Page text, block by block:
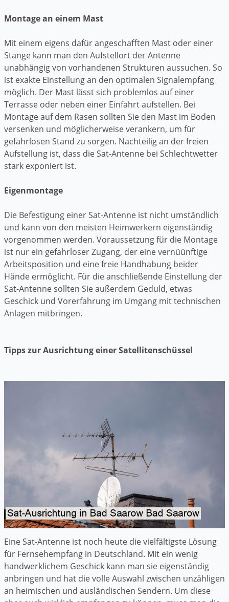
Montage an einem Mast
Mit einem eigens dafür angeschafften Mast oder einer
Stange kann man den Aufstellort der Antenne
unabhängig von vorhandenen Strukturen aussuchen. So
ist exakte Einstellung an den optimalen Signalempfang
möglich. Der Mast lässt sich problemlos auf einer
Terrasse oder neben einer Einfahrt aufstellen. Bei
Montage auf dem Rasen sollten Sie den Mast im Boden
versenken und möglicherweise verankern, um für
gefahrlosen Stand zu sorgen. Nachteilig an der freien
Aufstellung ist, dass die Sat-Antenne bei Schlechtwetter
stark exponiert ist.
Eigenmontage
Die Befestigung einer Sat-Antenne ist nicht umständlich
und kann von den meisten Heimwerkern eigenständig
vorgenommen werden. Voraussetzung für die Montage
ist nur ein gefahrloser Zugang, der eine vernüünftige
Arbeitsposition und eine freie Handhabung beider
Hände ermöglicht. Für die anschließende Einstellung der
Sat-Antenne sollten Sie außerdem Geduld, etwas
Geschick und Vorerfahrung im Umgang mit technischen
Anlagen mitbringen.
Tipps zur Ausrichtung einer Satellitenschüssel
Eine Sat-Antenne ist noch heute die vielfältigste Lösung
für Fernsehempfang in Deutschland. Mit ein wenig
handwerklichem Geschick kann man sie eigenständig
anbringen und hat die volle Auswahl zwischen unzähligen
an heimischen und ausländischen Sendern. Um diese